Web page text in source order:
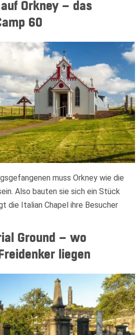
Orkney – das
60
muss Orkney wie die
Also bauten sie sich ein Stück
die Italian Chapel ihre Besucher
Ground – wo
liegen